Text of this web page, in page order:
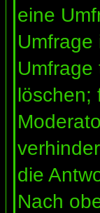
eine
löschen;
die
Nach